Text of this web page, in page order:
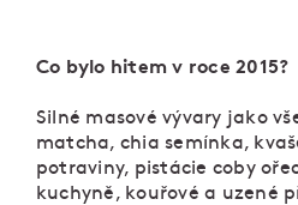
Co bylo hitem v roce 2015?
Silné masové vývary jako
matcha, chia semínka,
potraviny, pistácie coby
kuchyně, kouřové a uzené